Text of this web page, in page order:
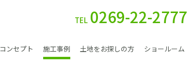
TEL 0269-22-2777
コンセプト 施工事例 土地をお探しの方 ショールーム